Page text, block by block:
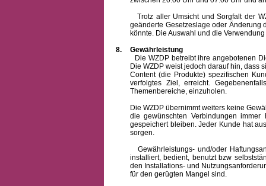
Trotz aller Umsicht und Sorgfalt der
geänderte Gesetzeslage oder Änderung
könnte. Die Auswahl und die
8.
Gewährleistung
Die WZDP betreibt ihre angebotenen
Die WZDP weist jedoch darauf hin, dass
Content (die Produkte) spezifischen
verfolgtes Ziel, erreicht.
Themenbereiche, einzuholen.
Die WZDP übernimmt weiters keine
die gewünschten Verbindungen
gespeichert bleiben. Jeder Kunde hat
sorgen.
Gewährleistungs- und/oder
installiert, bedient, benutzt bzw
den Installations- und
für den gerügten Mangel sind.